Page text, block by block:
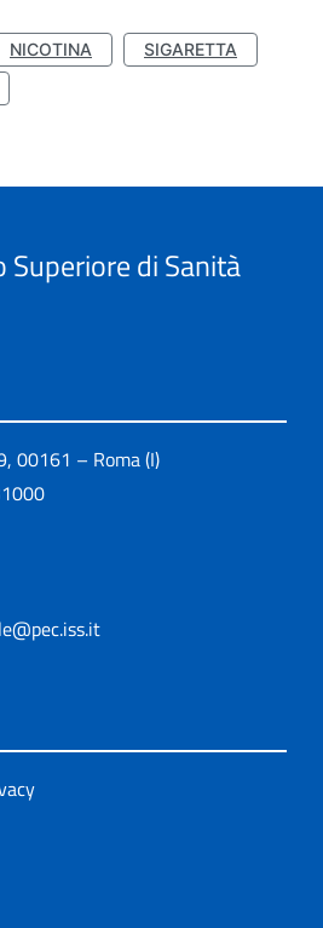
NICOTINA
SIGARETTA
Superiore di Sanità
00161 – Roma (I)